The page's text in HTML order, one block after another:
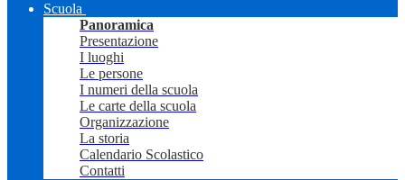
Scuola
Panoramica
Presentazione
I luoghi
Le persone
I numeri della scuola
Le carte della scuola
Organizzazione
La storia
Calendario Scolastico
Contatti